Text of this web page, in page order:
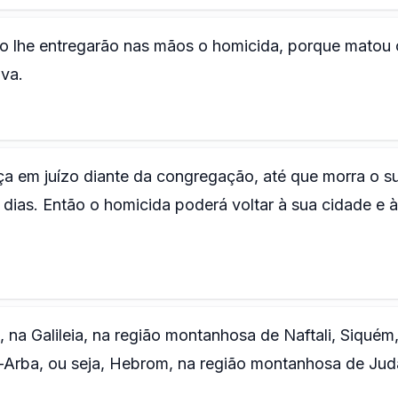
lhe entregarão nas mãos o homicida, porque matou
em juízo diante da congregação, até que morra o
Então o homicida poderá voltar à sua cidade e
Galileia, na região montanhosa de Naftali,
ou seja, Hebrom, na região montanhosa de